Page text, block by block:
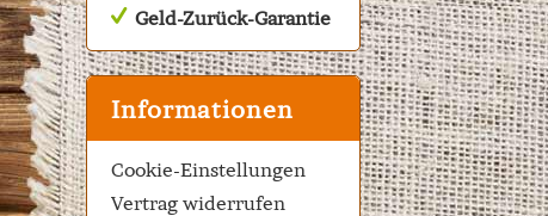
Geld-Zurück-Garantie
Informationen
Cookie-Einstellungen
Vertrag widerrufen